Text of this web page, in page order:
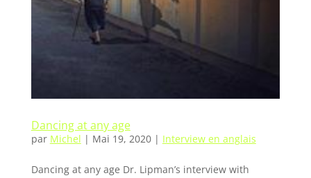
Dancing at any age
par Michel | Mai 19, 2020| Interview en anglais
Dancing at any age Dr. Lipman’s interview with